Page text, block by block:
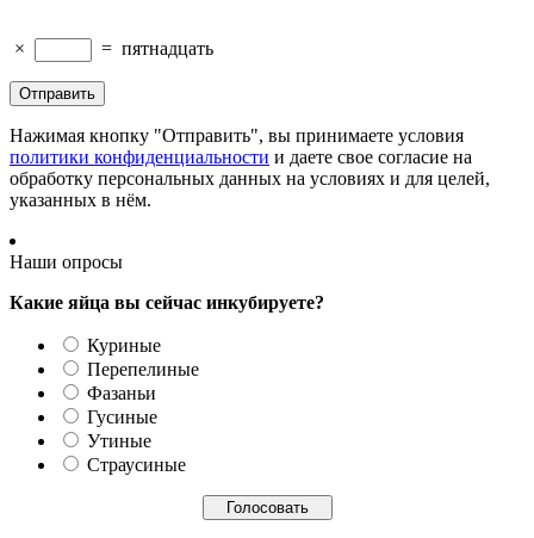
× = пятнадцать
Нажимая кнопку "Отправить", вы принимаете условия
политики конфиденциальности и даете свое согласие на
обработку персональных данных на условиях и для целей,
указанных в нём.
Наши опросы
Какие яйца вы сейчас инкубируете?
Куриные
Перепелиные
Фазаньи
Гусиные
Утиные
Страусиные